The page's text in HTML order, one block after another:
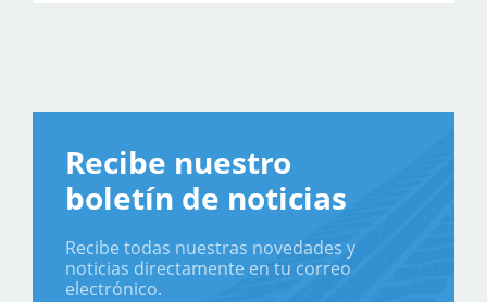
Recibe nuestro
boletín de noticias
Recibe todas nuestras novedades y
noticias directamente en tu correo
electrónico.